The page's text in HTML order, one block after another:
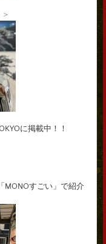
に掲載中！！
MONOすごい」で紹介